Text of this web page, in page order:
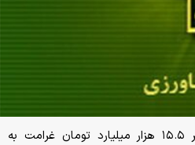
صندوق بیمه کشاورزی در سال زراعی ۱۴۰۴-۱۴۰۳ بالغ بر ۱۵.۵ هزار میلیارد تومان غرامت به